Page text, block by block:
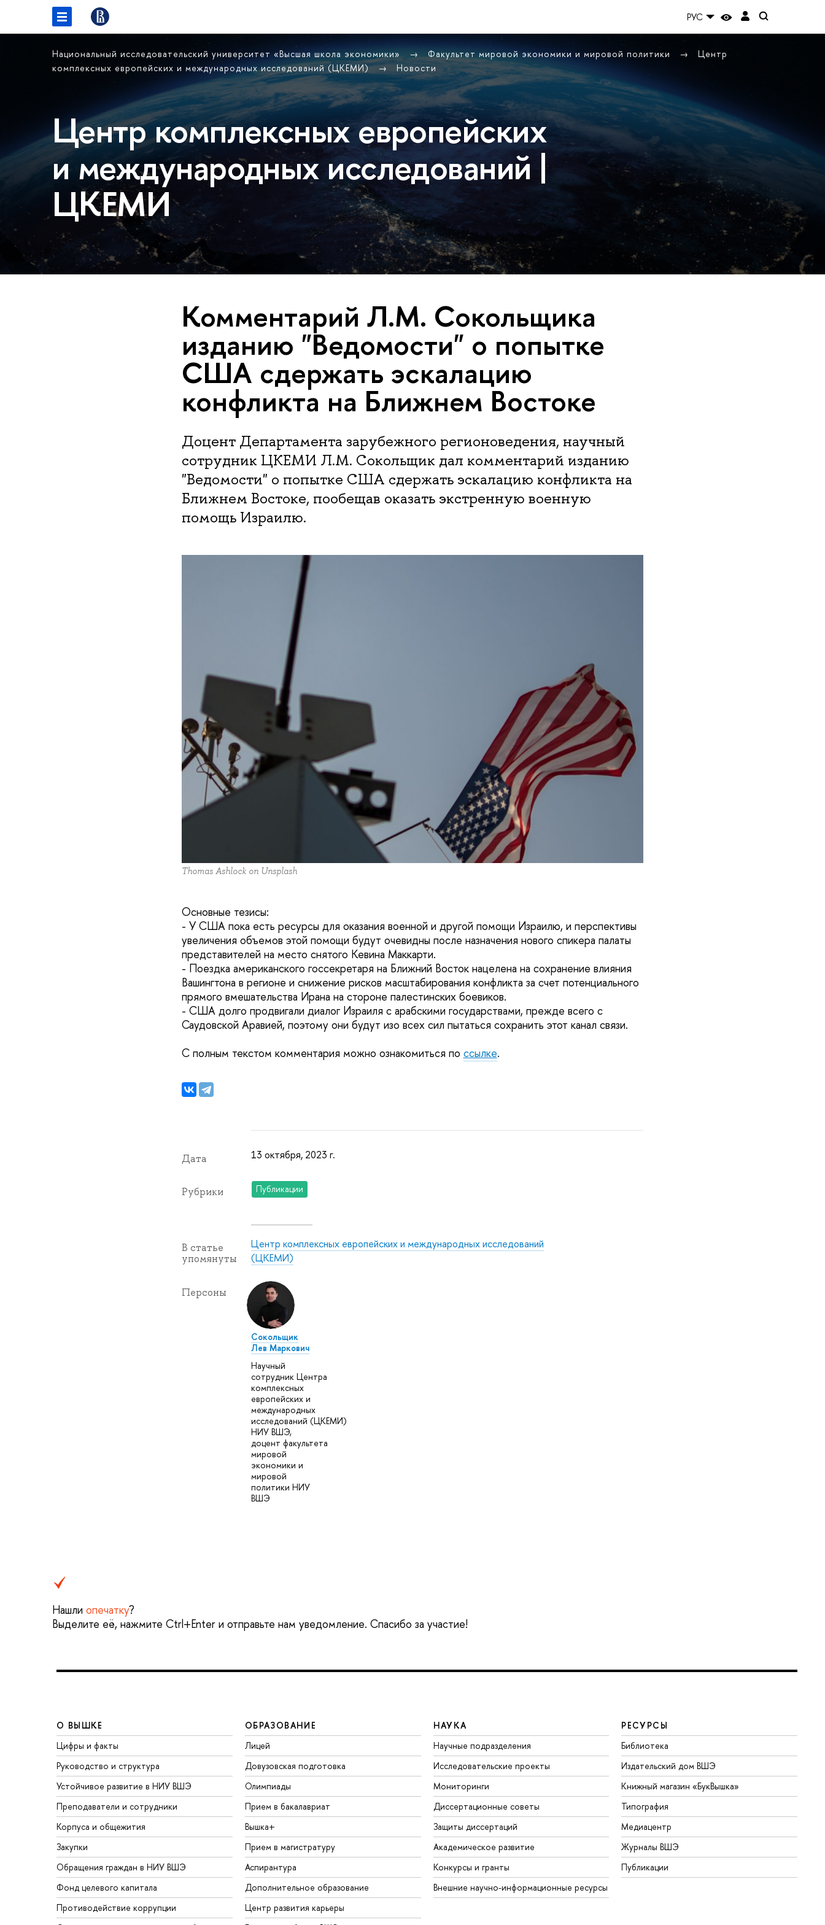
РУС
Национальный исследовательский университет «Высшая школа экономики» Факультет мировой экономики и мировой политики
Центр
комплексных европейских и международных исследований (ЦКЕМИ)
Новости
Центр комплексных европейских
и международных исследований |
ЦКЕМИ
Комментарий Л.М. Сокольщика
изданию "Ведомости" о попытке
США сдержать эскалацию
конфликта на Ближнем Востоке
Доцент Департамента зарубежного регионоведения, научный
сотрудник ЦКЕМИ Л.М. Сокольщик дал комментарий изданию
"Ведомости" о попытке США сдержать эскалацию конфликта на
Ближнем Востоке, пообещав оказать экстренную военную
помощь Израилю.
Thomas Ashlock on Unsplash
Основные тезисы:
- У США пока есть ресурсы для оказания военной и другой помощи Израилю, и перспективы
увеличения объемов этой помощи будут очевидны после назначения нового спикера палаты
представителей на место снятого Кевина Маккарти.
- Поездка американского госсекретаря на Ближний Восток нацелена на сохранение влияния
Вашингтона в регионе и снижение рисков масштабирования конфликта за счет потенциального
прямого вмешательства Ирана на стороне палестинских боевиков.
- США долго продвигали диалог Израиля с арабскими государствами, прежде всего с
Саудовской Аравией, поэтому они будут изо всех сил пытаться сохранить этот канал связи.
С полным текстом комментария можно ознакомиться по ссылке.
Дата 13 октября, 2023 г.
Рубрики Публикации
В статье
упомянуты
Центр комплексных европейских и международных исследований
(ЦКЕМИ)
Персоны
Сокольщик
Лев Маркович
Научный
сотрудник Центра
комплексных
европейских и
международных
исследований (ЦКЕМИ)
НИУ ВШЭ,
доцент факультета
мировой
экономики и
мировой
политики НИУ
ВШЭ
Нашли опечатку?
Выделите её, нажмите Ctrl+Enter и отправьте нам уведомление. Спасибо за участие!
О ВЫШКЕ
Цифры и факты
Руководство и структура
Устойчивое развитие в НИУ ВШЭ
Преподаватели и сотрудники
Корпуса и общежития
Закупки
Обращения граждан в НИУ ВШЭ
Фонд целевого капитала
Противодействие коррупции
ОБРАЗОВАНИЕ
Лицей
Довузовская подготовка
Олимпиады
Прием в бакалавриат
Вышка+
Прием в магистратуру
Аспирантура
Дополнительное образование
Центр развития карьеры
НАУКА
Научные подразделения
Исследовательские проекты
Мониторинги
Диссертационные советы
Защиты диссертаций
Академическое развитие
Конкурсы и гранты
Внешние научно-информационные ресурсы
РЕСУРСЫ
Библиотека
Издательский дом ВШЭ
Книжный магазин «БукВышка»
Типография
Медиацентр
Журналы ВШЭ
Публикации